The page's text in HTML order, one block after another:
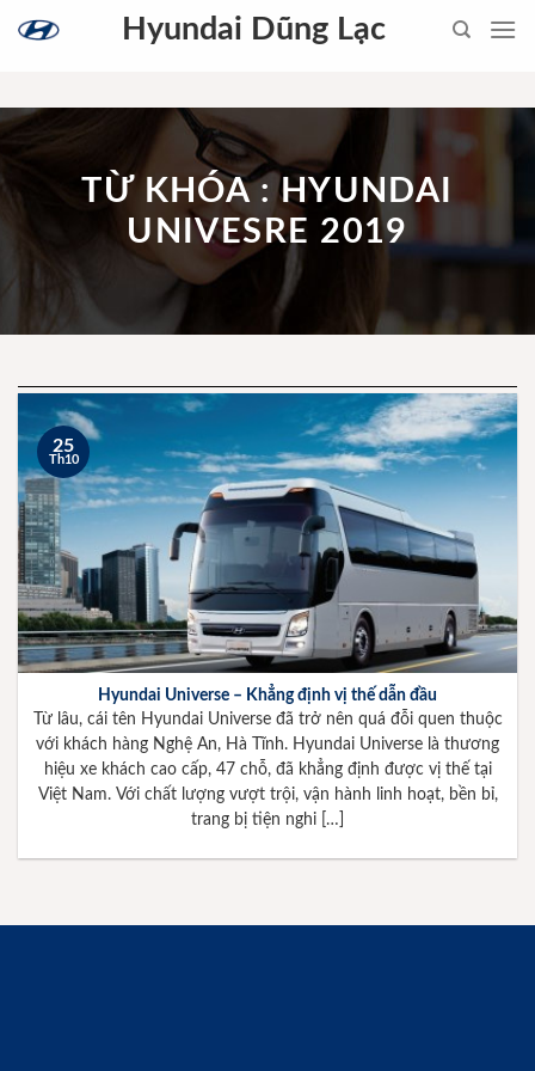
Hyundai Dũng Lạc
TỪ KHÓA : HYUNDAI
UNIVESRE 2019
Hyundai Universe – Khẳng định vị thế dẫn đầu
Từ lâu, cái tên Hyundai Universe đã trở nên quá đỗi quen thuộc
với khách hàng Nghệ An, Hà Tĩnh. Hyundai Universe là thương
hiệu xe khách cao cấp, 47 chỗ, đã khẳng định được vị thế tại
Việt Nam. Với chất lượng vượt trội, vận hành linh hoạt, bền bỉ,
trang bị tiện nghi […]
25
Th10